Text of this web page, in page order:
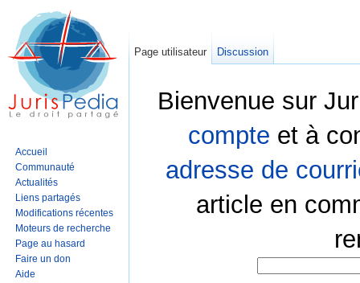
Bienvenue sur
compte et à
adresse de
article en
Page utilisateur Discussion
Accueil
Communauté
Actualités
Liens partagés
Modifications récentes
Moteurs de recherche
Page au hasard
Faire un don
Aide